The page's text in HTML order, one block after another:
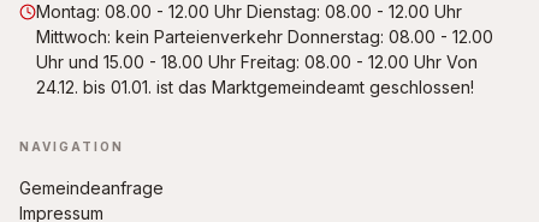
Montag: 08.00 - 12.00 Uhr Dienstag: 08.00 - 12.00 Uhr
Mittwoch: kein Parteienverkehr Donnerstag: 08.00 - 12.00
Uhr und 15.00 - 18.00 Uhr Freitag: 08.00 - 12.00 Uhr Von
24.12. bis 01.01. ist das Marktgemeindeamt geschlossen!
NAVIGATION
Gemeindeanfrage
Impressum